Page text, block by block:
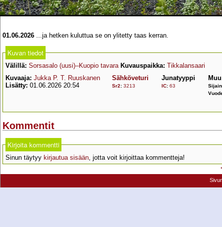
01.06.2026 ...ja hetken kuluttua se on ylitetty taas kerran.
Kuvan tiedot
Välillä: Sorsasalo (uusi)–Kuopio tavara Kuvauspaikka: Tikkalansaari
Kuvaaja: Jukka P. T. Ruuskanen
Lisätty: 01.06.2026 20:54
Sähköveturi
Sr2: 3213
Junatyyppi
IC: 63
Kommentit
Kirjoita kommentti
Sinun täytyy kirjautua sisään, jotta voit kirjoittaa kommentteja!